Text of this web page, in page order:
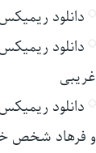
دانلود
دانلود
غریبی
دانلود
و فرهاد شخص